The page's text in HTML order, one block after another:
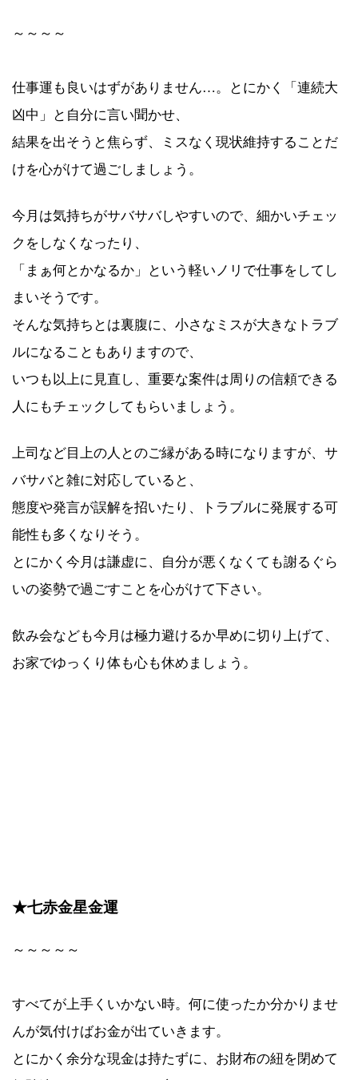
～～～～
仕事運も良いはずがありません…。とにかく「連続大
凶中」と自分に言い聞かせ、
結果を出そうと焦らず、ミスなく現状維持することだ
けを心がけて過ごしましょう。
今月は気持ちがサバサバしやすいので、細かいチェッ
クをしなくなったり、
「まぁ何とかなるか」という軽いノリで仕事をしてし
まいそうです。
そんな気持ちとは裏腹に、小さなミスが大きなトラブ
ルになることもありますので、
いつも以上に見直し、重要な案件は周りの信頼できる
人にもチェックしてもらいましょう。
上司など目上の人とのご縁がある時になりますが、サ
バサバと雑に対応していると、
態度や発言が誤解を招いたり、トラブルに発展する可
能性も多くなりそう。
とにかく今月は謙虚に、自分が悪くなくても謝るぐら
いの姿勢で過ごすことを心がけて下さい。
飲み会なども今月は極力避けるか早めに切り上げて、
お家でゆっくり体も心も休めましょう。
★七赤金星金運
～～～～～
すべてが上手くいかない時。何に使ったか分かりませ
んが気付けばお金が出ていきます。
とにかく余分な現金は持たずに、お財布の紐を閉めて